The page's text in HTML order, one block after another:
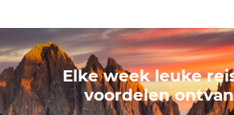
Elke week leuke
voordelen